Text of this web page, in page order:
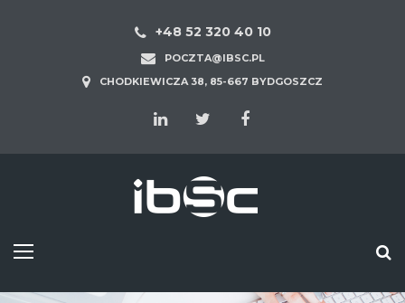
+48 52 320 40 10
POCZTA@IBSC.PL
CHODKIEWICZA 38, 85-667 BYDGOSZCZ